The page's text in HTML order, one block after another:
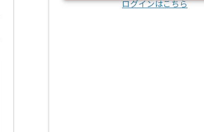
ログインはこちら